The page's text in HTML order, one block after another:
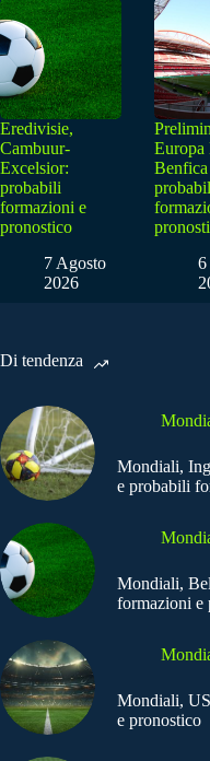
Eredivisie,
Cambuur-
Excelsior:
probabili
formazioni e
pronostico
7 Agosto
2026
Europa
6
Di tendenza
Mondiali,
e probabili
Mondiali,
formazioni e
Mondiali,
e pronostico